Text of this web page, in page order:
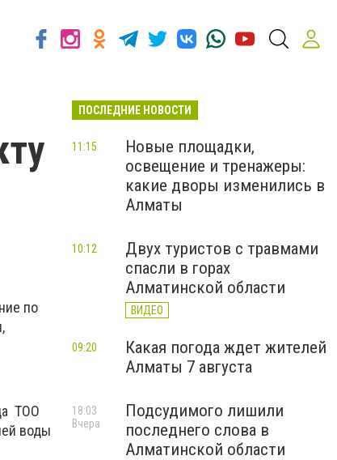
по
ТОО
воды
ПОСЛЕДНИЕ НОВОСТИ
Новые площадки,
освещение и тренажеры:
какие дворы изменились в
Алматы
11:15
Двух туристов с травмами
спасли в горах
Алматинской области
ВИДЕО
10:12
Какая погода ждет жителей
Алматы 7 августа
09:20
Подсудимого лишили
последнего слова в
Алматинской области
18:03
Вчера